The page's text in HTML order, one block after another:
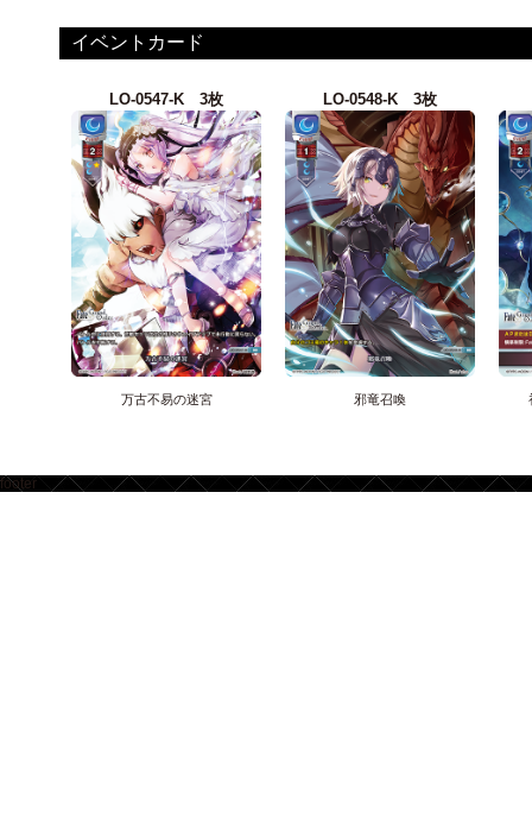
イベントカード
LO-0547-K 3枚
万古不易の迷宮
LO-0548-K 3枚
邪竜召喚
footer